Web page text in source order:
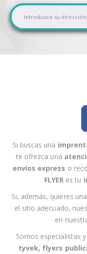
I
n
s
r
uSi buscas una
te ofrezca una
envíos express o
FLYER es tu
Si, además, quieres
el sitio adecuado,
en
Somos especialistas
tyvek, flyers